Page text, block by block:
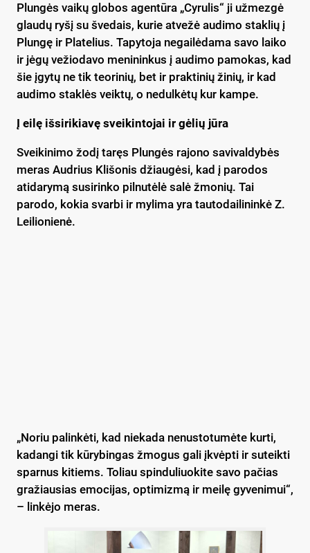
Plungės vaikų globos agentūra „Cyrulis“ ji užmezgė
glaudų ryšį su švedais, kurie atvežė audimo staklių į
Plungę ir Platelius. Tapytoja negailėdama savo laiko
ir jėgų vežiodavo menininkus į audimo pamokas, kad
šie įgytų ne tik teorinių, bet ir praktinių žinių, ir kad
audimo staklės veiktų, o nedulkėtų kur kampe.
Į eilę išsirikiavę sveikintojai ir gėlių jūra
Sveikinimo žodį taręs Plungės rajono savivaldybės
meras Audrius Klišonis džiaugėsi, kad į parodos
atidarymą susirinko pilnutėlė salė žmonių. Tai
parodo, kokia svarbi ir mylima yra tautodailininkė Z.
Leilionienė.
„Noriu palinkėti, kad niekada nenustotumėte kurti,
kadangi tik kūrybingas žmogus gali įkvėpti ir suteikti
sparnus kitiems. Toliau spinduliuokite savo pačias
gražiausias emocijas, optimizmą ir meilę gyvenimui“,
– linkėjo meras.